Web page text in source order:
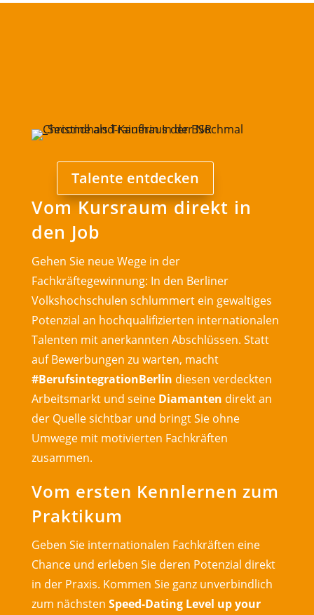
Talente entdecken
Vom Kursraum direkt in
den Job
Gehen Sie neue Wege in der
Fachkräftegewinnung: In den Berliner
Volkshochschulen schlummert ein gewaltiges
Potenzial an hochqualifizierten internationalen
Talenten mit anerkannten Abschlüssen. Statt
auf Bewerbungen zu warten, macht
#BerufsintegrationBerlin diesen verdeckten
Arbeitsmarkt und seine Diamanten direkt an
der Quelle sichtbar und bringt Sie ohne
Umwege mit motivierten Fachkräften
zusammen.
Vom ersten Kennlernen zum
Praktikum
Geben Sie internationalen Fachkräften eine
Chance und erleben Sie deren Potenzial direkt
in der Praxis. Kommen Sie ganz unverbindlich
zum nächsten Speed-Dating Level up your